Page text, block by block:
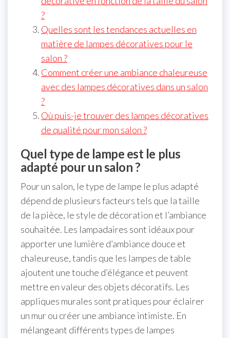
?
Quelles sont les tendances actuelles en
matière de lampes décoratives pour le
salon ?
Comment créer une ambiance chaleureuse
avec des lampes décoratives dans un salon
?
Où puis-je trouver des lampes décoratives
de qualité pour mon salon ?
Quel type de lampe est le plus
adapté pour un salon ?
Pour un salon, le type de lampe le plus adapté
dépend de plusieurs facteurs tels que la taille
de la pièce, le style de décoration et l’ambiance
souhaitée. Les lampadaires sont idéaux pour
apporter une lumière d’ambiance douce et
chaleureuse, tandis que les lampes de table
ajoutent une touche d’élégance et peuvent
mettre en valeur des objets décoratifs. Les
appliques murales sont pratiques pour éclairer
un mur ou créer une ambiance intimiste. En
mélangeant différents types de lampes